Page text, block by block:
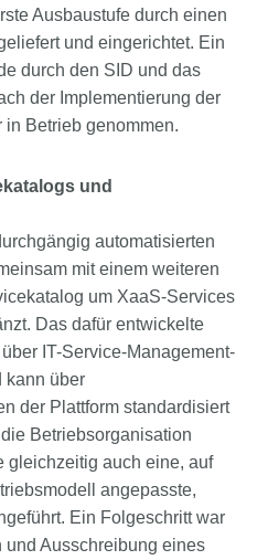
Ausbaustufe durch einen
und eingerichtet. Ein
durch den SID und das
der Implementierung der
in Betrieb genommen.
und
automatisierten
mit einem weiteren
um XaaS-Services
Das dafür entwickelte
IT-Service-Management-
kann über
der Plattform standardisiert
Betriebsorganisation
gleichzeitig auch eine, auf
angepasste,
Ein Folgeschritt war
Ausschreibung eines